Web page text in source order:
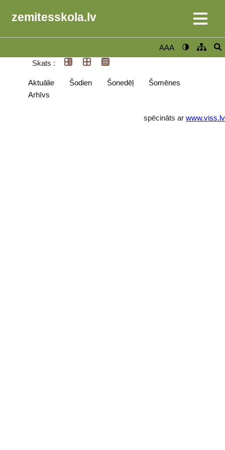
zemitesskola.lv
AAA
Skats :
Aktuālie Šodien Šonedēļ
Šomēnes
Arhīvs
spēcināts ar www.viss.lv